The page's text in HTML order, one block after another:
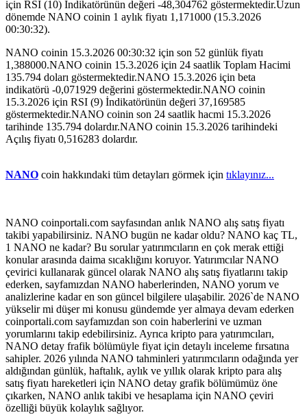
için RSI (10) İndikatörünün değeri -48,304762 göstermektedir.Uzun
dönemde NANO coinin 1 aylık fiyatı 1,171000 (15.3.2026
00:30:32).
NANO coinin 15.3.2026 00:30:32 için son 52 günlük fiyatı
1,388000.NANO coinin 15.3.2026 için 24 saatlik Toplam Hacimi
135.794 doları göstermektedir.NANO 15.3.2026 için beta
indikatörü -0,071929 değerini göstermektedir.NANO coinin
15.3.2026 için RSI (9) İndikatörünün değeri 37,169585
göstermektedir.NANO coinin son 24 saatlik hacmi 15.3.2026
tarihinde 135.794 dolardır.NANO coinin 15.3.2026 tarihindeki
Açılış fiyatı 0,516283 dolardır.
NANO coin hakkındaki tüm detayları görmek için tıklayınız...
NANO coinportali.com sayfasından anlık NANO alış satış fiyatı
takibi yapabilirsiniz. NANO bugün ne kadar oldu? NANO kaç TL,
1 NANO ne kadar? Bu sorular yatırımcıların en çok merak ettiği
konular arasında daima sıcaklığını koruyor. Yatırımcılar NANO
çevirici kullanarak güncel olarak NANO alış satış fiyatlarını takip
ederken, sayfamızdan NANO haberlerinden, NANO yorum ve
analizlerine kadar en son güncel bilgilere ulaşabilir. 2026`de NANO
yükselir mi düşer mi konusu gündemde yer almaya devam ederken
coinportali.com sayfamızdan son coin haberlerini ve uzman
yorumlarını takip edebilirsiniz. Ayrıca kripto para yatırımcıları,
NANO detay frafik bölümüyle fiyat için detaylı inceleme fırsatına
sahipler. 2026 yılında NANO tahminleri yatırımcıların odağında yer
aldığından günlük, haftalık, aylık ve yıllık olarak kripto para alış
satış fiyatı hareketleri için NANO detay grafik bölümümüz öne
çıkarken, NANO anlık takibi ve hesaplama için NANO çeviri
özelliği büyük kolaylık sağlıyor.